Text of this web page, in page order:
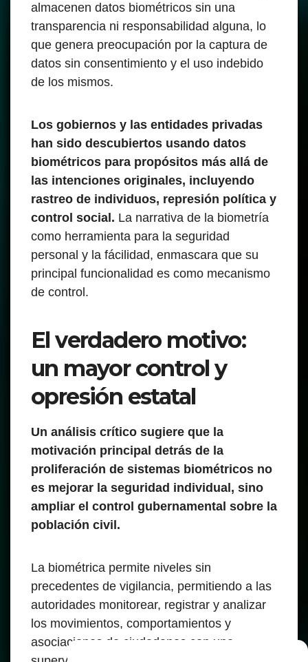
almacenen datos biométricos sin una
transparencia ni responsabilidad alguna, lo
que genera preocupación por la captura de
datos sin consentimiento y el uso indebido
de los mismos.
Los gobiernos y las entidades privadas
han sido descubiertos usando datos
biométricos para propósitos más allá de
las intenciones originales, incluyendo
rastreo de individuos, represión política y
control social. La narrativa de la biometría
como herramienta para la seguridad
personal y la fácilidad, enmascara que su
principal funcionalidad es como mecanismo
de control.
El verdadero motivo:
un mayor control y
opresión estatal
Un análisis crítico sugiere que la
motivación principal detrás de la
proliferación de sistemas biométricos no
es mejorar la seguridad individual, sino
ampliar el control gubernamental sobre la
población civil.
La biométrica permite niveles sin
precedentes de vigilancia, permitiendo a las
autoridades monitorear, registrar y analizar
los movimientos, comportamientos y
asociaciones de ciudadanos con una